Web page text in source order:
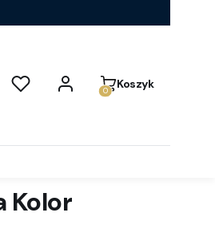
Produkty w
Koszyk
Kolor